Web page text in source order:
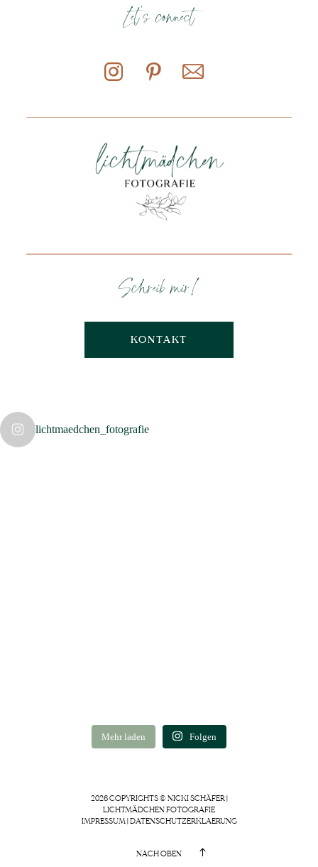
Schreib mir!
Let's connect
KONTAKT
lichtmaedchen_fotografie
Mehr laden Folgen
2026 COPYRIGHTS © NICKI SCHÄFER |
LICHTMÄDCHEN FOTOGRAFIE
IMPRESSUM| DATENSCHUTZERKLAERUNG
NACH OBEN